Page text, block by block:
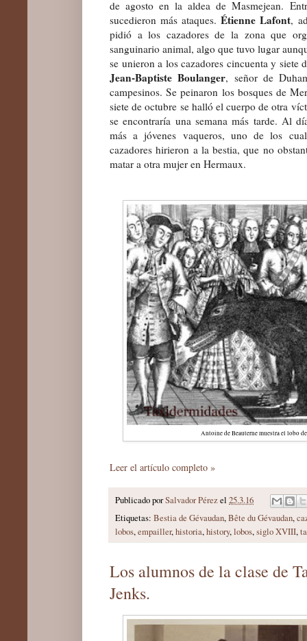
de agosto en la aldea de Masmejean.
sucedieron más ataques.Étienne Lafont,
pidió a los cazadores de la zona que
sanguinario animal, algo que tuvo lugar
se unieron a los cazadores cincuenta y siete
Jean-Baptiste Boulanger, señor de
campesinos. Se peinaron los bosques de
siete de octubre se halló el cuerpo de otra
se encontraría una semana más tarde. Al
más a jóvenes vaqueros, uno de los
cazadores hirieron a la bestia, que no
matar a otra mujer en Hermaux.
Antoine de Beauterne muestra el lobo
Leer el artículo completo »
Publicado porSalvador Pérezel 25.3.16
Etiquetas: Bestia de Gévaudan,Bête du Gévaudan,
lobos,empailler,historia,history,lobos,siglo XVIII,
Los alumnos de la clase de
Jenks.